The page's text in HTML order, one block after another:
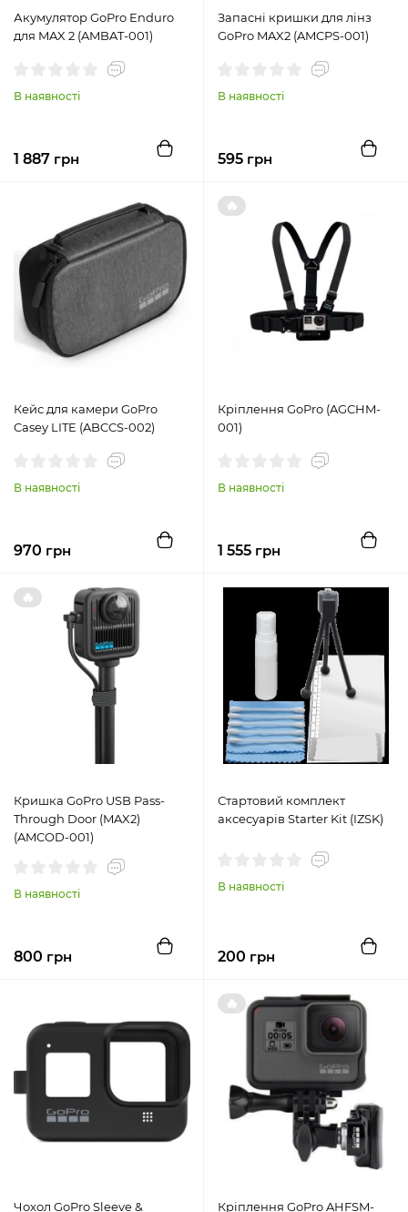
Акумулятор GoPro Enduro
для MAX 2 (AMBAT-001)
В наявності
1 887 грн
Запасні кришки для лінз
GoPro MAX2 (AMCPS-001)
В наявності
595 грн
Кейс для камери GoPro
Casey LITE (ABCCS-002)
В наявності
970 грн
🔥
Кріплення GoPro (AGCHM-
001)
В наявності
1 555 грн
🔥
Кришка GoPro USB Pass-
Through Door (MAX2)
(AMCOD-001)
В наявності
800 грн
Стартовий комплект
аксесуарів Starter Kit (IZSK)
В наявності
200 грн
Чохол GoPro Sleeve &
🔥
Кріплення GoPro AHFSM-